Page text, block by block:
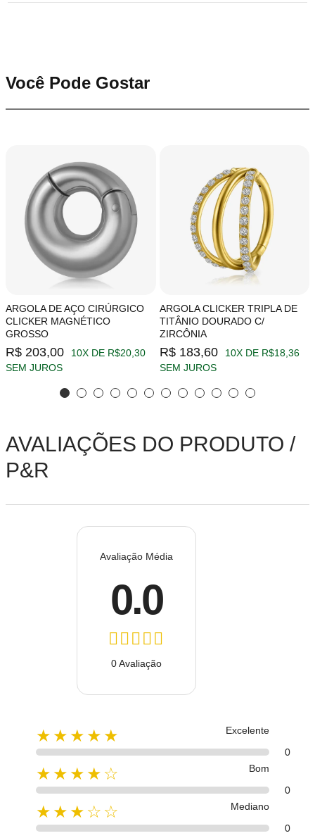
Você Pode Gostar
ARGOLA DE AÇO CIRÚRGICO
CLICKER MAGNÉTICO
GROSSO
R$ 203,00
10X DE R$20,30
SEM JUROS
ARGOLA CLICKER TRIPLA DE
TITÂNIO DOURADO C/
ZIRCÔNIA
R$ 183,60
10X DE R$18,36
SEM JUROS
AVALIAÇÕES DO PRODUTO /
P&R
Avaliação Média
0.0
0 Avaliação
★★★★★
Excelente
0
★★★★☆
Bom
0
★★★☆☆
Mediano
0